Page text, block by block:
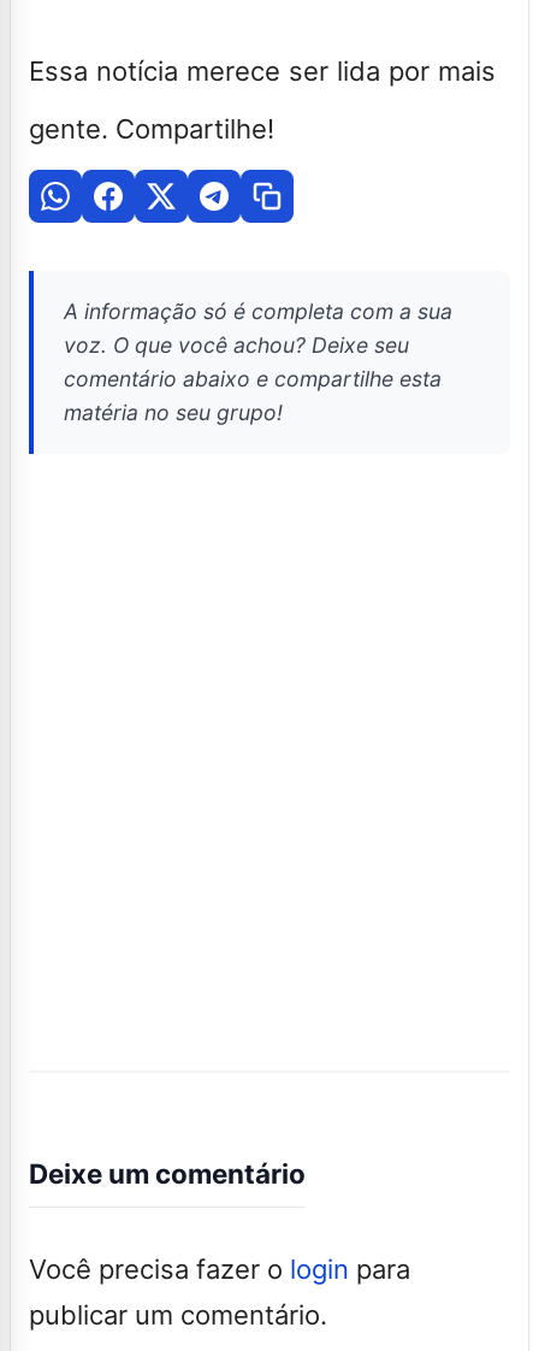
Essa notícia merece ser lida por mais
gente. Compartilhe!
A informação só é completa com a sua
voz. O que você achou? Deixe seu
comentário abaixo e compartilhe esta
matéria no seu grupo!
Deixe um comentário
Você precisa fazer o login para
publicar um comentário.